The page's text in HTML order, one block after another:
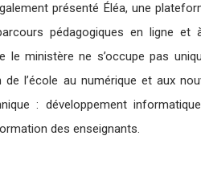
présenté Éléa, une
pédagogiques en ligne et
le ministère ne s’occupe pas
l’école au numérique et aux
: développement
des enseignants.